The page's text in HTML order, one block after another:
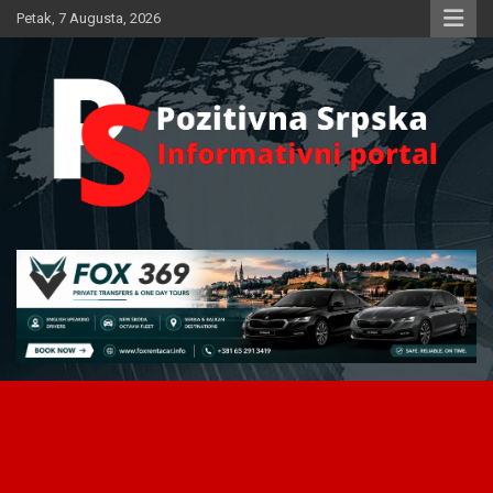
Skip
to
Petak, 7 Augusta, 2026
Pozitivna Srpska